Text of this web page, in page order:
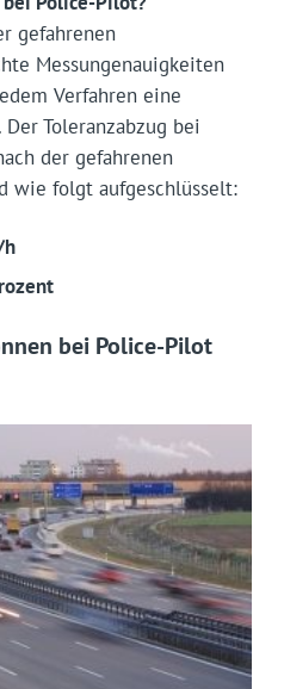
gefahrenen
Messungenauigkeiten
Verfahren eine
Toleranzabzug bei
der gefahrenen
wie folgt aufgeschlüsselt:
bei Police-Pilot